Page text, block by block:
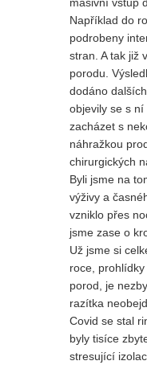
Například do
podrobeny
stran. A tak již
porodu.
dodáno
objevily se s
zacházet s
náhražkou
chirurgických
Byli jsme na
výživy a
vzniklo přes
jsme zase o
Už jsme si
roce,
porod, je
razítka
Covid se stal
byly tisíce
stresující